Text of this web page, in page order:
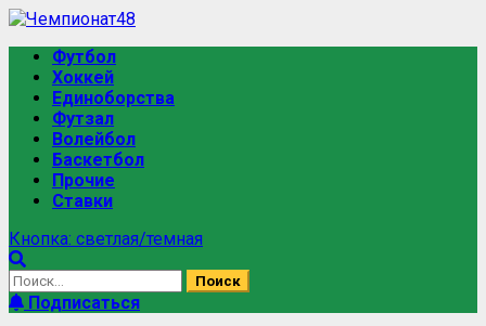
Футбол
Хоккей
Единоборства
Футзал
Волейбол
Баскетбол
Прочие
Ставки
Кнопка: светлая/темная
Подписаться